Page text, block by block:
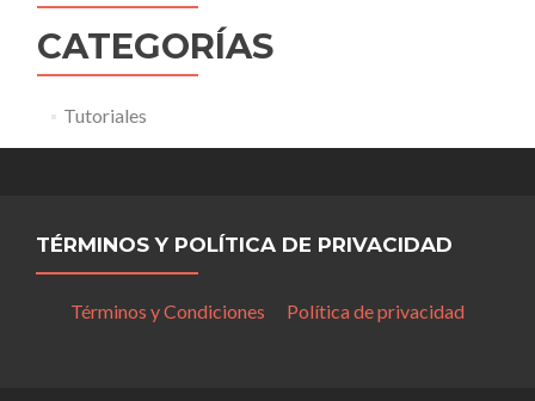
CATEGORÍAS
Tutoriales
TÉRMINOS Y POLÍTICA DE PRIVACIDAD
Términos y Condiciones Política de privacidad